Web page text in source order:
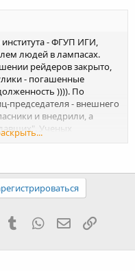
- ФГУП ИГИ,
людей в лампасах.
рейдеров закрыто,
- погашенные
)))). По
председателя - внешнего
и внедрили, а
Ученых
свалку, а здания теперь
суд. Так что на месте,
бордель или казино
процессу (работал
топлив - на свалку,
травить население
PinterestTumblr WhatsApp Ссылка